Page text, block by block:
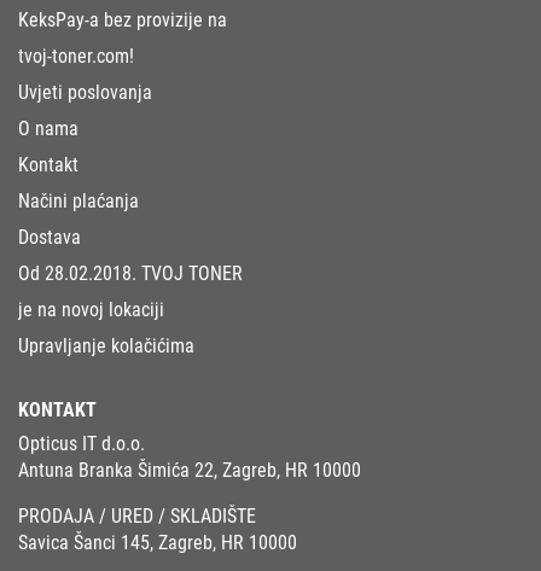
KeksPay-a bez provizije na
tvoj-toner.com!
Uvjeti poslovanja
O nama
Kontakt
Načini plaćanja
Dostava
Od 28.02.2018. TVOJ TONER
je na novoj lokaciji
Upravljanje kolačićima
KONTAKT
Opticus IT d.o.o.
Antuna Branka Šimića 22, Zagreb, HR 10000
PRODAJA / URED / SKLADIŠTE
Savica Šanci 145, Zagreb, HR 10000